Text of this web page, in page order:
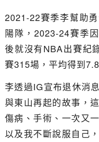
2021-22賽季李幫助
陽隊，2023-24賽季
後就沒有NBA出賽紀
賽315場，平均得到
李透過IG宣布退休消
與東山再起的故事，
傷病、手術、一次又
以及我不斷說服自己